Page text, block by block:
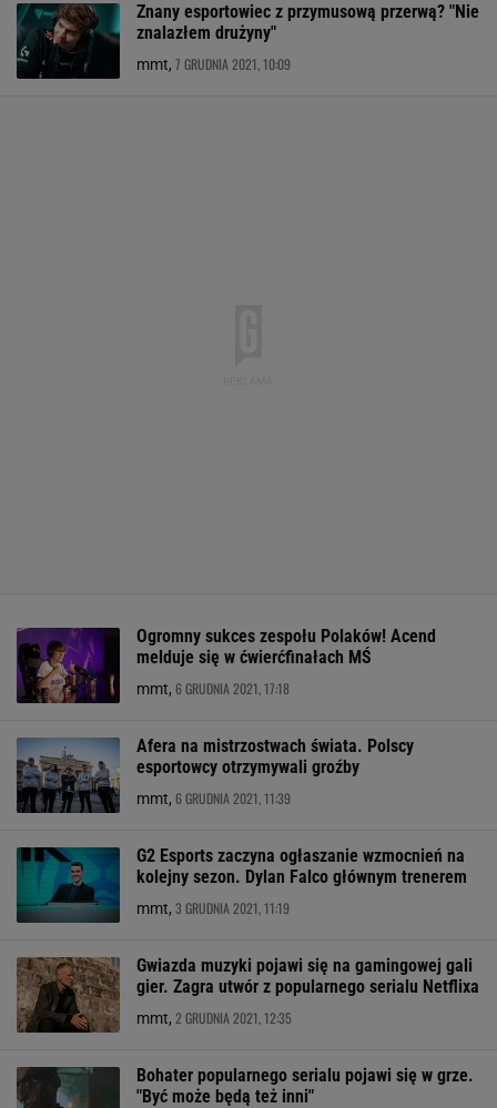
Znany esportowiec z przymusową przerwą? "Nie
znalazłem drużyny"
mmt, 7 GRUDNIA 2021, 10:09
Ogromny sukces zespołu Polaków! Acend
melduje się w ćwierćfinałach MŚ
mmt, 6 GRUDNIA 2021, 17:18
Afera na mistrzostwach świata. Polscy
esportowcy otrzymywali groźby
mmt, 6 GRUDNIA 2021, 11:39
G2 Esports zaczyna ogłaszanie wzmocnień na
kolejny sezon. Dylan Falco głównym trenerem
mmt, 3 GRUDNIA 2021, 11:19
Gwiazda muzyki pojawi się na gamingowej gali
gier. Zagra utwór z popularnego serialu Netflixa
mmt, 2 GRUDNIA 2021, 12:35
Bohater popularnego serialu pojawi się w grze.
"Być może będą też inni"